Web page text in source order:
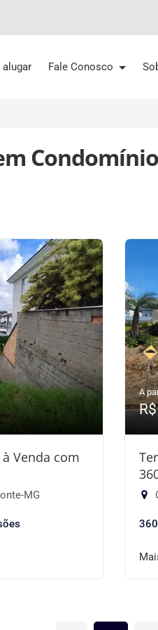
alugar Fale Conosco
Venda com
MG
A